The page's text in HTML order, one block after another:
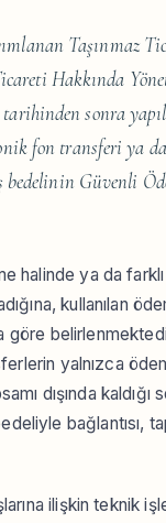
Taşınmaz
Hakkında
sonra
fon transferi ya
bedelinin Güvenli
halinde ya da
kullanılan
göre
yalnızca
dışında
bağlantısı,
ilişkin teknik